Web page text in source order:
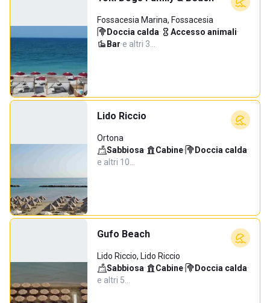
Fossacesia Marina, Fossacesia
Doccia calda· Accesso animali·
Bar·e altri 3…
Lido Riccio
Ortona
Sabbiosa· Cabine· Doccia calda·
e altri 10…
Gufo Beach
Lido Riccio, Lido Riccio
Sabbiosa· Cabine· Doccia calda·
e altri 5…